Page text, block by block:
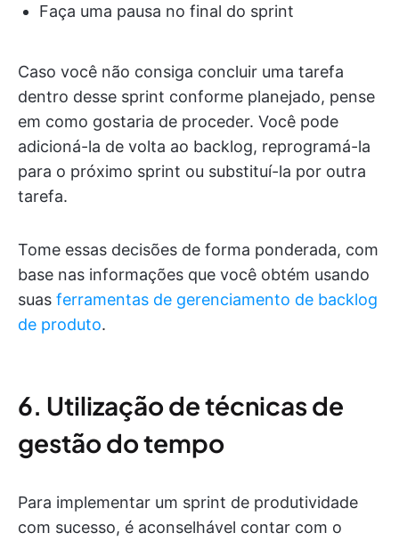
Faça uma pausa no final do sprint
Caso você não consiga concluir uma tarefa
dentro desse sprint conforme planejado, pense
em como gostaria de proceder. Você pode
adicioná-la de volta ao backlog, reprogramá-la
para o próximo sprint ou substituí-la por outra
tarefa.
Tome essas decisões de forma ponderada, com
base nas informações que você obtém usando
suas ferramentas de gerenciamento de backlog
de produto.
6. Utilização de técnicas de
gestão do tempo
Para implementar um sprint de produtividade
com sucesso, é aconselhável contar com o